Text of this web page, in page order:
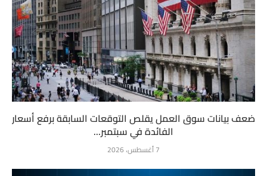
ضعف بيانات سوق العمل يقلص التوقعات السابقة برفع أسعار
الفائدة في سبتمبر...
7 أغسطس، 2026